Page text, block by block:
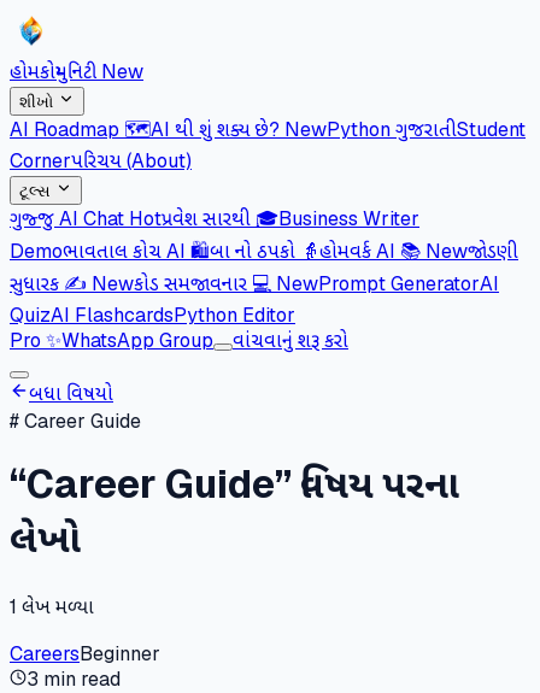
હોમકોમ્યુનિટી New
શીખો
AI Roadmap 🗺️AI થી શું શક્ય છે? NewPython ગુજરાતીStudent
Cornerપરિચય (About)
ટૂલ્સ
ગુજ્જુ AI Chat Hotપ્રવેશ સારથી 🎓Business Writer
Demoભાવતાલ કોચ AI 🛍️બા નો ઠપકો 👵હોમવર્ક AI 📚 Newજોડણી
સુધારક ✍️ Newકોડ સમજાવનાર 💻 NewPrompt GeneratorAI
QuizAI FlashcardsPython Editor
Pro ✨WhatsApp Group વાંચવાનું શરૂ કરો
બધા વિષયો
#Career Guide
“Career Guide” વિષય પરના
લેખો
1 લેખ મળ્યા
CareersBeginner
3 min read